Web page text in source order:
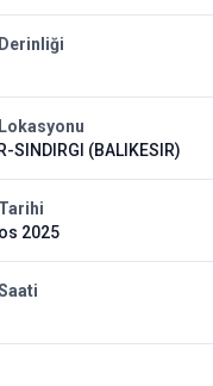
SINDIRGI (BALIKESIR)
2025